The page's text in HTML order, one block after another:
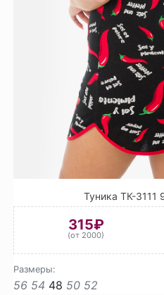
Туника ТК-3111
315₽
(от 2000)
Размеры:
56 54 48 50 52